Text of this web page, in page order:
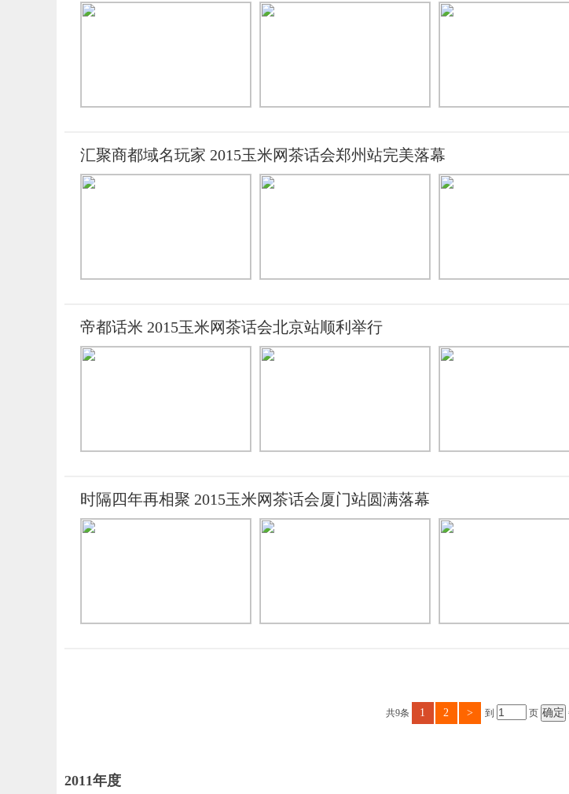
汇聚商都域名玩家 2015玉米网茶话会郑州站完美落幕
帝都话米 2015玉米网茶话会北京站顺利举行
时隔四年再相聚 2015玉米网茶话会厦门站圆满落幕
共9条 1 2 > 到 页
2011年度